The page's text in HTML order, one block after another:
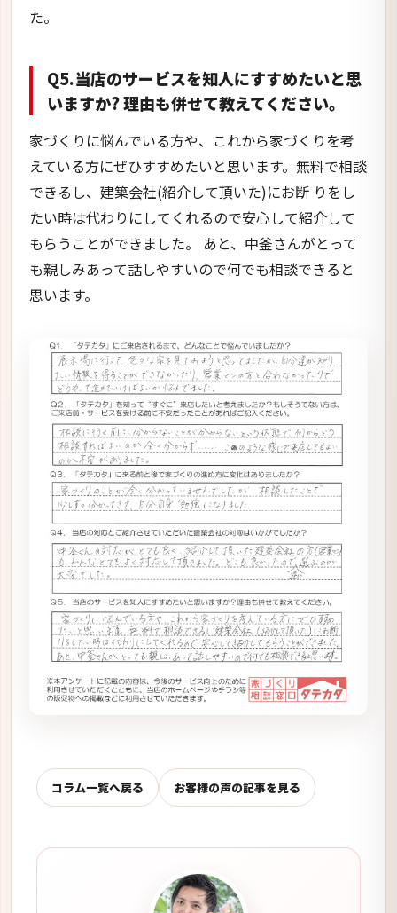
た。
Q5.当店のサービスを知人にすすめたいと思
いますか? 理由も併せて教えてください。
家づくりに悩んでいる方や、これから家づくりを考
えている方にぜひすすめたいと思います。無料で相談
できるし、建築会社(紹介して頂いた)にお断 りをし
たい時は代わりにしてくれるので安心して紹介して
もらうことができました。 あと、中釜さんがとって
も親しみあって話しやすいので何でも相談できると
思います。
コラム一覧へ戻る お客様の声の記事を見る